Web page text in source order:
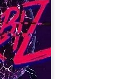
Europe 1890